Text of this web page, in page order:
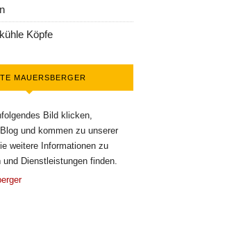
Köpfe
MAUERSBERGER
Bild klicken,
und kommen zu unserer
weitere Informationen zu
Dienstleistungen finden.